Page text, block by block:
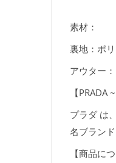
素材：
裏地：ポ
アウター
【PRADA
プラダ は
名ブラン
【商品に